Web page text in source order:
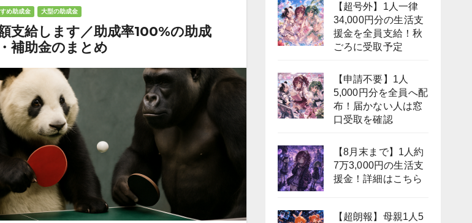
め助成金 大型の助成金
支給します／助成率100%の助成
補助金のまとめ
【超号外】1人一律
34,000円分の生活支
援金を全員支給！秋
ごろに受取予定
【申請不要】1人
5,000円分を全員へ配
布！届かない人は窓
口受取を確認
【8月末まで】1人約
7万3,000円の生活支
援金！詳細はこちら
【超朗報】母親1人5